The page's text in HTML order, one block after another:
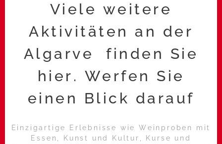
Viele weitere
Aktivitäten an der
Algarve finden Sie
hier. Werfen Sie
einen Blick darauf
Einzigartige Erlebnisse wie Weinproben mit
Essen, Kunst und Kultur, Kurse und